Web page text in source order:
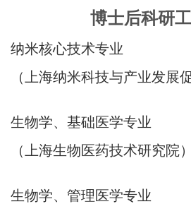
博士后科研
纳米核心技术专业
（上海纳米科技与产业发展
生物学、基础医学专业
（上海生物医药技术研究院）
生物学、管理医学专业